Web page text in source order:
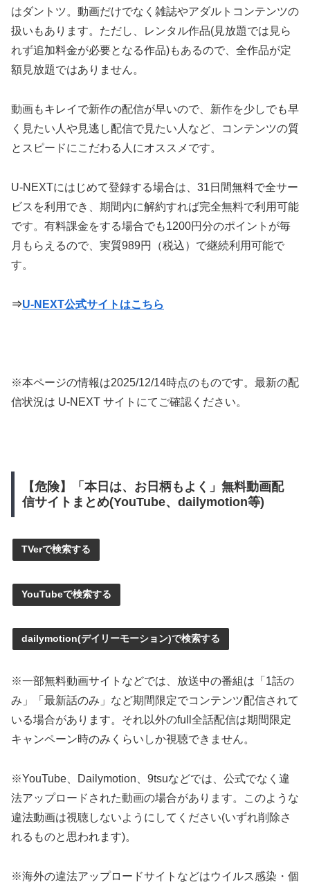
はダントツ。動画だけでなく雑誌やアダルトコンテンツの
扱いもあります。ただし、レンタル作品(見放題では見ら
れず追加料金が必要となる作品)もあるので、全作品が定
額見放題ではありません。
動画もキレイで新作の配信が早いので、新作を少しでも早
く見たい人や見逃し配信で見たい人など、コンテンツの質
とスピードにこだわる人にオススメです。
U-NEXTにはじめて登録する場合は、31日間無料で全サー
ビスを利用でき、期間内に解約すれば完全無料で利用可能
です。有料課金をする場合でも1200円分のポイントが毎
月もらえるので、実質989円（税込）で継続利用可能で
す。
⇒U-NEXT公式サイトはこちら
※本ページの情報は2025/12/14時点のものです。最新の配
信状況は U-NEXT サイトにてご確認ください。
【危険】「本日は、お日柄もよく」無料動画配
信サイトまとめ(YouTube、dailymotion等)
TVerで検索する
YouTubeで検索する
dailymotion(デイリーモーション)で検索する
※一部無料動画サイトなどでは、放送中の番組は「1話の
み」「最新話のみ」など期間限定でコンテンツ配信されて
いる場合があります。それ以外のfull全話配信は期間限定
キャンペーン時のみくらいしか視聴できません。
※YouTube、Dailymotion、9tsuなどでは、公式でなく違
法アップロードされた動画の場合があります。このような
違法動画は視聴しないようにしてください(いずれ削除さ
れるものと思われます)。
※海外の違法アップロードサイトなどはウイルス感染・個